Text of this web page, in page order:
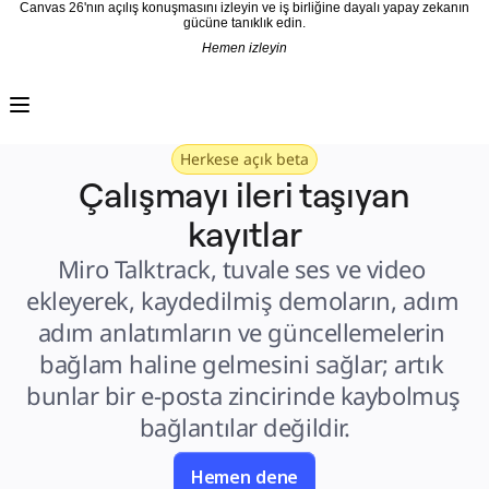
Canvas 26'nın açılış konuşmasını izleyin ve iş birliğine dayalı yapay zekanın
gücüne tanıklık edin.
Hemen izleyin
Prototypes ve Tel Çerçeveler
Engage
AI Genel Bakış
AI Workflows
Bağlayıcılar
MCP Sunucusu
Yapay Zeka Rehberlerini keşfedin
MCP Sunucusu
Blueprints
Entegrasyonlar
Güvenlik
Enterprise Guard
Geliştirici Platformu
Uygulamaları İndir
Biçimler
Beyaz Tahta
Şemalar
Kanban
Timelines
TalkTrack
Herkese açık beta
Çalışmayı ileri taşıyan
kayıtlar
Miro Talktrack, tuvale ses ve video
ekleyerek, kaydedilmiş demoların, adım
adım anlatımların ve güncellemelerin
bağlam haline gelmesini sağlar; artık
bunlar bir e-posta zincirinde kaybolmuş
bağlantılar değildir.
Hemen dene